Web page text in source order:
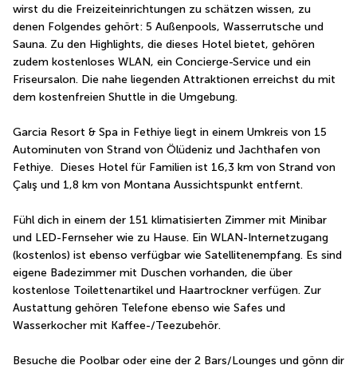
wirst du die Freizeiteinrichtungen zu schätzen wissen, zu
denen Folgendes gehört: 5 Außenpools, Wasserrutsche und
Sauna. Zu den Highlights, die dieses Hotel bietet, gehören
zudem kostenloses WLAN, ein Concierge-Service und ein
Friseursalon. Die nahe liegenden Attraktionen erreichst du mit
dem kostenfreien Shuttle in die Umgebung.
Garcia Resort & Spa in Fethiye liegt in einem Umkreis von 15
Autominuten von Strand von Ölüdeniz und Jachthafen von
Fethiye.  Dieses Hotel für Familien ist 16,3 km von Strand von
Çalış und 1,8 km von Montana Aussichtspunkt entfernt.
Fühl dich in einem der 151 klimatisierten Zimmer mit Minibar
und LED-Fernseher wie zu Hause. Ein WLAN-Internetzugang
(kostenlos) ist ebenso verfügbar wie Satellitenempfang. Es sind
eigene Badezimmer mit Duschen vorhanden, die über
kostenlose Toilettenartikel und Haartrockner verfügen. Zur
Austattung gehören Telefone ebenso wie Safes und
Wasserkocher mit Kaffee-/Teezubehör.
Besuche die Poolbar oder eine der 2 Bars/Lounges und gönn dir